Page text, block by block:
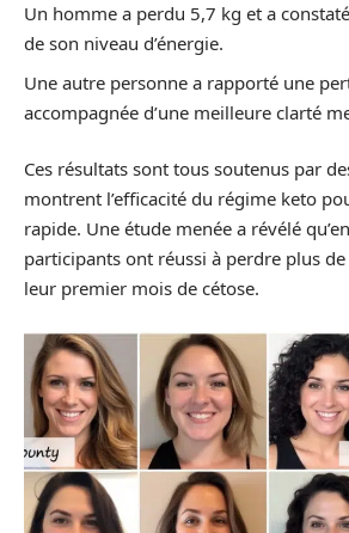
Un homme a perdu 5,7 kg et a
de son niveau d’énergie.
Une autre personne a rapporté une
accompagnée d’une meilleure clarté
Ces résultats sont tous soutenus par
montrent l’efficacité du régime keto
rapide. Une étude menée a révélé
participants ont réussi à perdre plus
leur premier mois de cétose.